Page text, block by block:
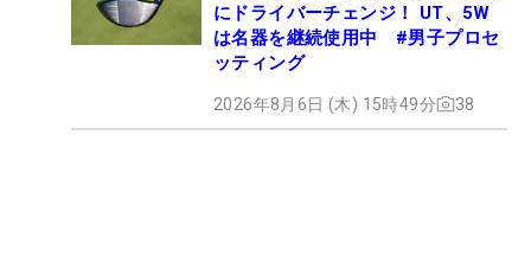
にドライバーチェンジ！ UT、5W
は名器を継続使用中 #男子プロセ
ッティング
2026年8月6日 (木) 15時49分 38